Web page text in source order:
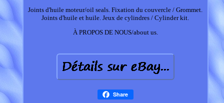
Joints d'huile moteur/oil seals. Fixation du couvercle / Grommet.
Joints d'huile et huile. Jeux de cylindres / Cylinder kit.
À PROPOS DE NOUS/about us.
Share